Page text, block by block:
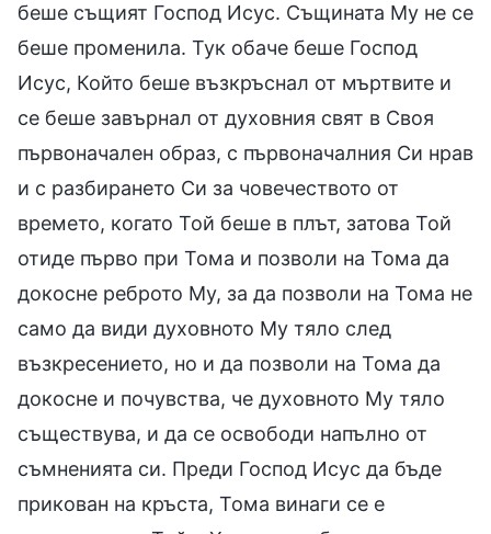
беше същият Господ Исус. Същината Му не се
беше променила. Тук обаче беше Господ
Исус, Който беше възкръснал от мъртвите и
се беше завърнал от духовния свят в Своя
първоначален образ, с първоначалния Си нрав
и с разбирането Си за човечеството от
времето, когато Той беше в плът, затова Той
отиде първо при Тома и позволи на Тома да
докосне реброто Му, за да позволи на Тома не
само да види духовното Му тяло след
възкресението, но и да позволи на Тома да
докосне и почувства, че духовното Му тяло
съществува, и да се освободи напълно от
съмненията си. Преди Господ Исус да бъде
прикован на кръста, Тома винаги се е